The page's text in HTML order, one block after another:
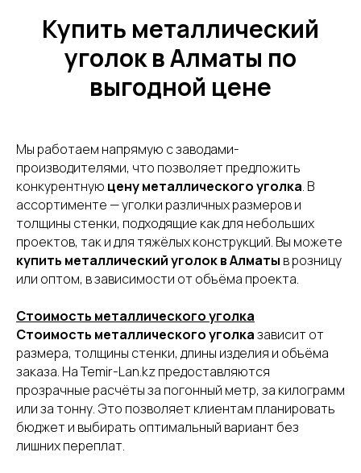
Купить металлический
уголок в Алматы по
выгодной цене
Мы работаем напрямую с заводами-
производителями, что позволяет предложить
конкурентную цену металлического уголка. В
ассортименте — уголки различных размеров и
толщины стенки, подходящие как для небольших
проектов, так и для тяжёлых конструкций. Вы можете
купить металлический уголок в Алматы в розницу
или оптом, в зависимости от объёма проекта.
Стоимость металлического уголка
Стоимость металлического уголказависит от
размера, толщины стенки, длины изделия и объёма
заказа. На Temir-Lan.kz предоставляются
прозрачные расчёты за погонный метр, за килограмм
или за тонну. Это позволяет клиентам планировать
бюджет и выбирать оптимальный вариант без
лишних переплат.